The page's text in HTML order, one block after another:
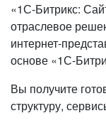
«1С-Битрикс:
отраслевое
интернет-
основе «1С-
Вы получите
структуру,